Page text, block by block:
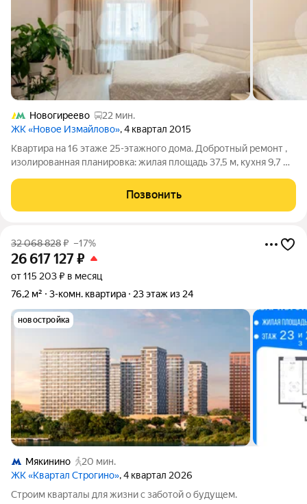
Новогиреево
22 мин.
ЖК «Новое Измайлово», 4 квартал 2015
Квартира на 16 этаже 25-этажного дома. Добротный ремонт ,
изолированная планировка: жилая площадь 37,5 м, кухня 9,7 м.
отдыха. Окна
Позвонить
32 068 828₽ –17%
26 617 127₽
от 115 203 ₽ в месяц
76,2 м²
3-комн. квартира 23 этаж из 24
новостройка
Мякинино
20 мин.
ЖК «Квартал Строгино», 4 квартал 2026
Строим кварталы для жизни с заботой о будущем.